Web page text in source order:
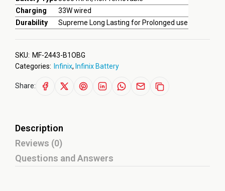
Charging
33W wired
Durability
Supreme Long Lasting for Prolonged use
SKU: MF-2443-B1OBG
Categories: Infinix, Infinix Battery
Share:
Description
Reviews (0)
Questions and Answers